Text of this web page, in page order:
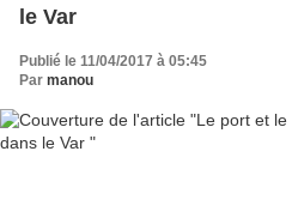
le Var
Publié le 11/04/2017 à 05:45
Par manou